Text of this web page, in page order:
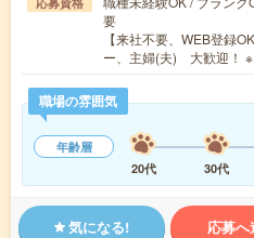
要
【来社不要、WEB登録
ー、主婦(夫) 大歓迎！
職場の雰囲気
年齢層
20代
30代
気になる! 応募へ